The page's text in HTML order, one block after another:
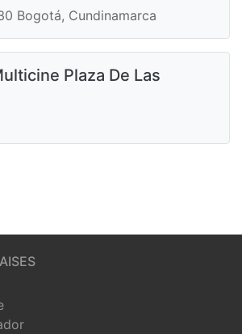
Bogotá, Cundinamarca
Plaza De Las